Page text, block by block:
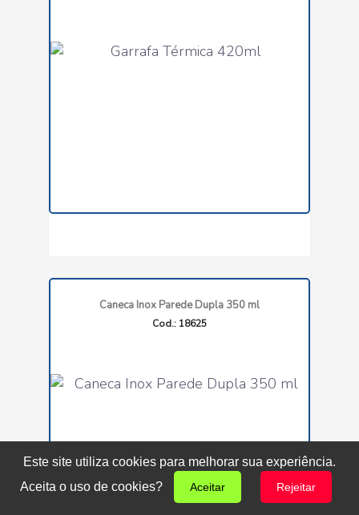
Caneca Inox Parede Dupla 350 ml
Cod.: 18625
Este site utiliza cookies para melhorar sua experiência.
Aceita o uso de cookies?
Aceitar Rejeitar